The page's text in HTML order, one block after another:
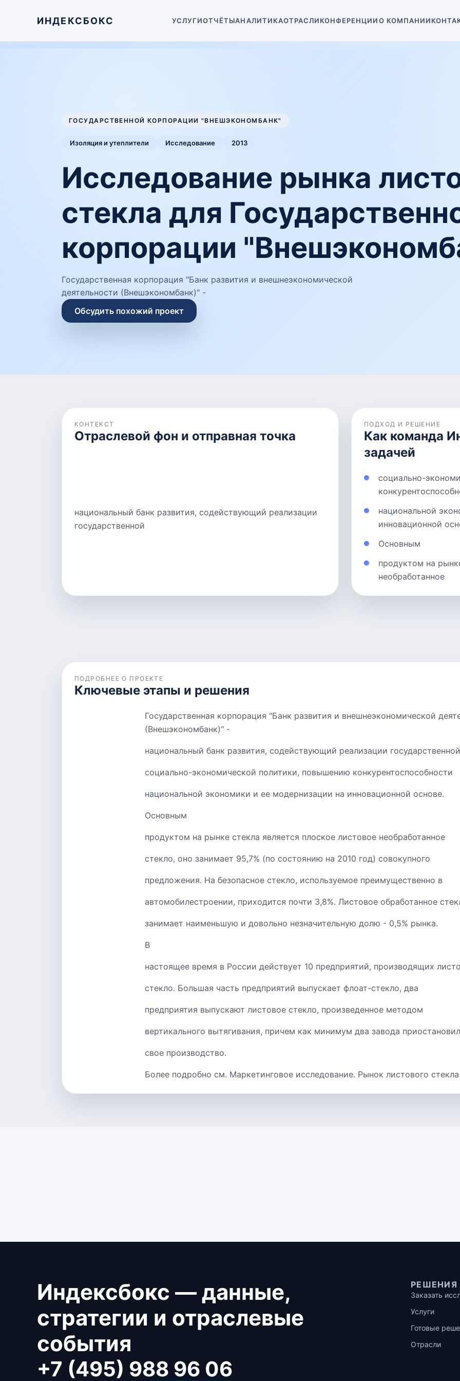
ИНДЕКСБОКС УСЛУГИОТЧЁТЫАНАЛИТИКАОТРАСЛИКОНФЕРЕНЦИИО КОМПАНИИ
ГОСУДАРСТВЕННОЙ КОРПОРАЦИИ "ВНЕШЭКОНОМБАНК"
Изоляция и утеплители Исследование 2013
Исследование рынка
стекла для
корпорации
Государственная корпорация "Банк развития и внешнеэкономической
деятельности (Внешэкономбанк)" -
Обсудить похожий проект
КОНТЕКСТ
Отраслевой фон и отправная точка
национальный банк развития, содействующий реализации
государственной
ПОДХОД И РЕШЕНИЕ
Как команда
задачей
социально-
национальной
инновационной
Основным
продуктом на
необработанное
ПОДРОБНЕЕ О ПРОЕКТЕ
Ключевые этапы и решения
Государственная корпорация "Банк развития и внешнеэкономической
(Внешэкономбанк)" -
национальный банк развития, содействующий реализации государственной
социально-экономической политики, повышению конкурентоспособности
национальной экономики и ее модернизации на инновационной основе.
Основным
продуктом на рынке стекла является плоское листовое необработанное
стекло, оно занимает 95,7% (по состоянию на 2010 год) совокупного
предложения. На безопасное стекло, используемое преимущественно в
автомобилестроении, приходится почти 3,8%. Листовое обработанное
занимает наименьшую и довольно незначительную долю - 0,5% рынка.
В
настоящее время в России действует 10 предприятий, производящих
стекло. Большая часть предприятий выпускает флоат-стекло, два
предприятия выпускают листовое стекло, произведенное методом
вертикального вытягивания, причем как минимум два завода
свое производство.
Более подробно см. Маркетинговое исследование. Рынок листового
Индексбокс — данные,
стратегии и отраслевые
события
+7 (495) 988 96 06
РЕШЕНИЯ
Заказать
Услуги
Готовые
Отрасли